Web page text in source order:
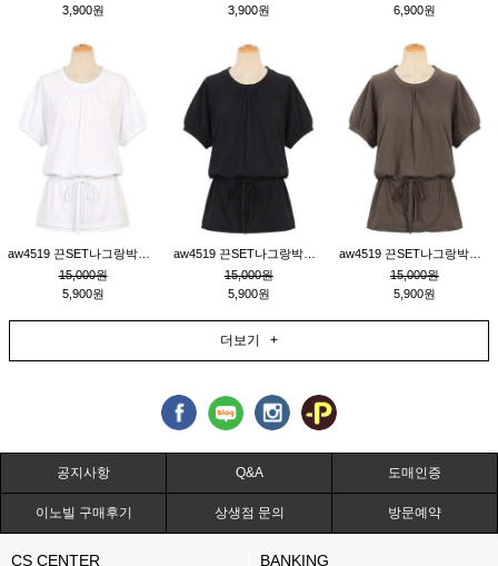
3,900원
3,900원
6,900원
15,000원
5,900원
15,000원
5,900원
15,000원
5,900원
더보기 +
공지사항 Q&A 도매인증
이노빌 구매후기 상생점 문의 방문예약
CS CENTER BANKING